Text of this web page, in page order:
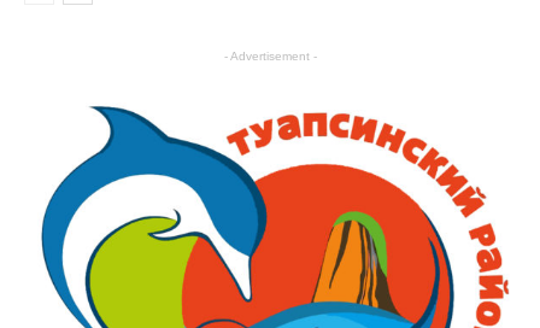
- Advertisement -